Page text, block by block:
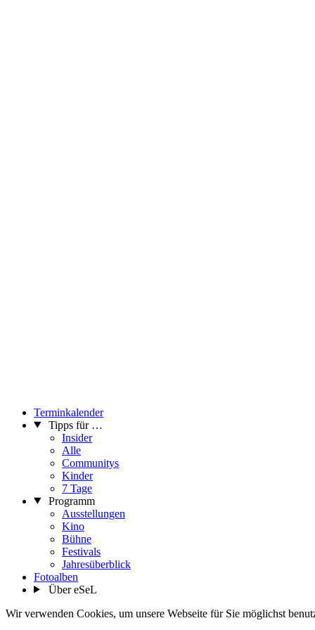
Terminkalender
Tipps für …
Insider
Alle
Communitys
Kinder
7 Tage
Programm
Ausstellungen
Kino
Bühne
Festivals
Jahresüberblick
Fotoalben
Über eSeL
Wir verwenden Cookies, um unsere Webseite für Sie möglichst